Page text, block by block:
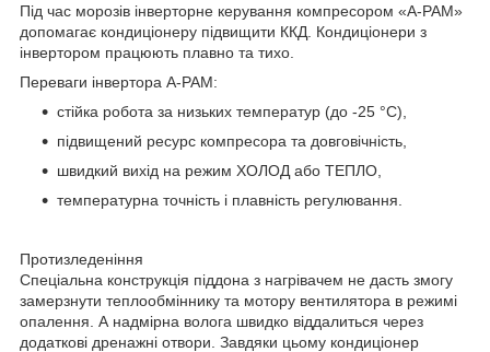
Під час морозів інверторне керування компресором «A-PAM»
допомагає кондиціонеру підвищити ККД. Кондиціонери з
інвертором працюють плавно та тихо.
Переваги інвертора A-PAM:
стійка робота за низьких температур (до -25 °C),
підвищений ресурс компресора та довговічність,
швидкий вихід на режим ХОЛОД або ТЕПЛО,
температурна точність і плавність регулювання.
Протизледеніння
Спеціальна конструкція піддона з нагрівачем не дасть змогу
замерзнути теплообміннику та мотору вентилятора в режимі
опалення. А надмірна волога швидко віддалиться через
додаткові дренажні отвори. Завдяки цьому кондиціонер